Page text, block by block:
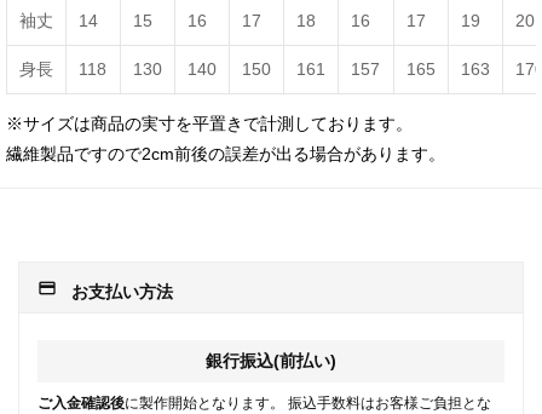
袖丈 14 15 16 17 18 16 17 19 20
身長 118 130 140 150 161 157 165 163
※サイズは商品の実寸を平置きで計測しております。
繊維製品ですので2cm前後の誤差が出る場合があります。
payment お支払い方法
銀行振込(前払い)
ご入金確認後に製作開始となります。 振込手数料はお客様ご負担とな